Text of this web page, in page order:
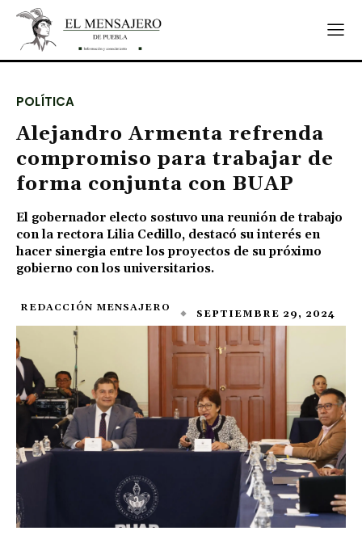
POLÍTICA
Alejandro Armenta refrenda
compromiso para trabajar de
forma conjunta con BUAP
El gobernador electo sostuvo una reunión de trabajo
con la rectora Lilia Cedillo, destacó su interés en
hacer sinergia entre los proyectos de su próximo
gobierno con los universitarios.
REDACCIÓN MENSAJERO SEPTIEMBRE 29, 2024